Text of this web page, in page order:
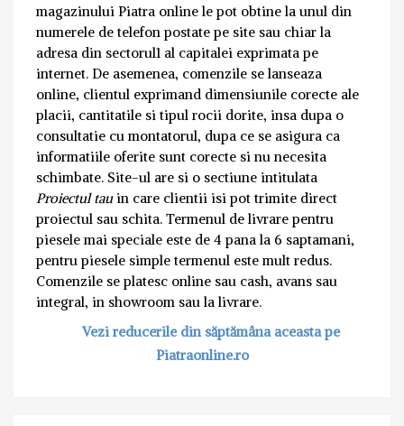
magazinului Piatra online le pot obtine la unul din
numerele de telefon postate pe site sau chiar la
adresa din sectorul1 al capitalei exprimata pe
internet. De asemenea, comenzile se lanseaza
online, clientul exprimand dimensiunile corecte ale
placii, cantitatile si tipul rocii dorite, insa dupa o
consultatie cu montatorul, dupa ce se asigura ca
informatiile oferite sunt corecte si nu necesita
schimbate. Site-ul are si o sectiune intitulata
Proiectul tau in care clientii isi pot trimite direct
proiectul sau schita. Termenul de livrare pentru
piesele mai speciale este de 4 pana la 6 saptamani,
pentru piesele simple termenul este mult redus.
Comenzile se platesc online sau cash, avans sau
integral, in showroom sau la livrare.
Vezi reducerile din săptămâna aceasta pe
Piatraonline.ro